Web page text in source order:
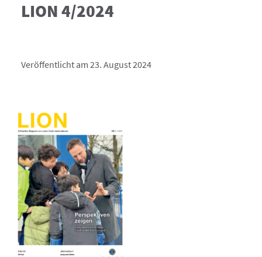
LION 4/2024
Veröffentlicht am 23. August 2024